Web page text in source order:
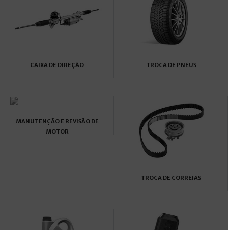
CAIXA DE DIREÇÃO TROCA DE PNEUS
MANUTENÇÃO E REVISÃO DE
MOTOR
TROCA DE CORREIAS